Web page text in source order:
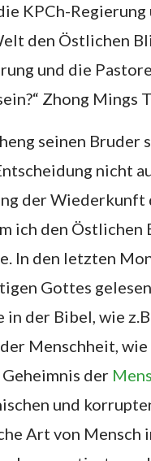
KPCh-
den Östlichen
und die
Zhong Mings
seinen Bruder
nicht
der Wiederkunft
ich den
In den letzten
Gottes
in der Bibel, wie
Menschheit,
der
und
Art von